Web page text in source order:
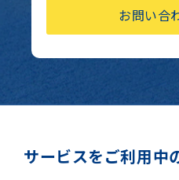
お問い合
サービスをご利用中